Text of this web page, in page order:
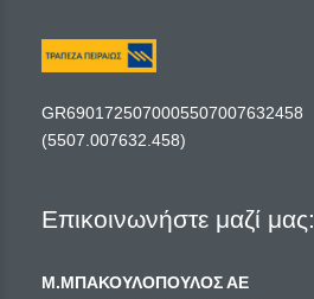
GR6901725070005507007632458
(5507.007632.458)
Επικοινωνήστε μαζί μας:
Μ.ΜΠΑΚΟΥΛΟΠΟΥΛΟΣ ΑΕ